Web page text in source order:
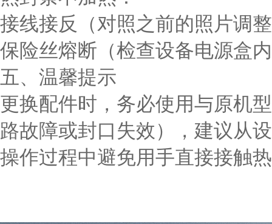
接线接反（对照之前的照片调
保险丝熔断（检查设备电源盒
五、温馨提示
更换配件时，务必使用与原机
路故障或封口失效），建议从
操作过程中避免用手直接接触